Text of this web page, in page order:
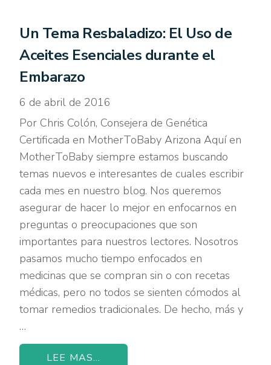
Un Tema Resbaladizo: El Uso de
Aceites Esenciales durante el
Embarazo
6 de abril de 2016
Por Chris Colón, Consejera de Genética
Certificada en MotherToBaby Arizona Aquí en
MotherToBaby siempre estamos buscando
temas nuevos e interesantes de cuales escribir
cada mes en nuestro blog. Nos queremos
asegurar de hacer lo mejor en enfocarnos en
preguntas o preocupaciones que son
importantes para nuestros lectores. Nosotros
pasamos mucho tiempo enfocados en
medicinas que se compran sin o con recetas
médicas, pero no todos se sienten cómodos al
tomar remedios tradicionales. De hecho, más y
…
LEE MAS...